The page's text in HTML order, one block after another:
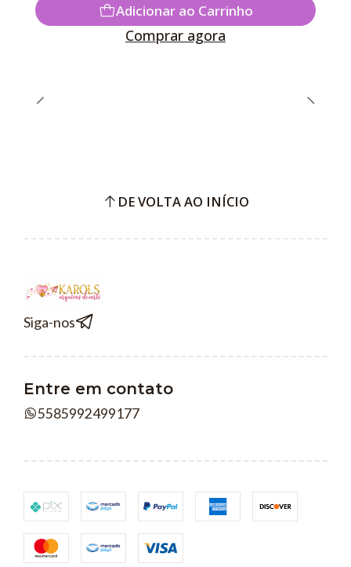
Adicionar ao Carrinho
Comprar agora
DE VOLTA AO INÍCIO
Siga-nos
Entre em contato
5585992499177